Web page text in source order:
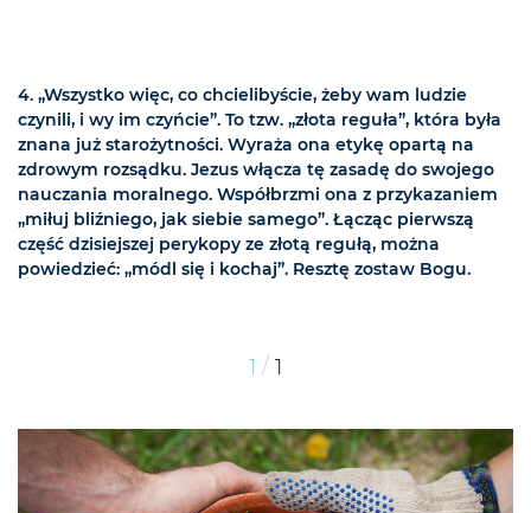
4. „Wszystko więc, co chcielibyście, żeby wam ludzie
czynili, i wy im czyńcie”. To tzw. „złota reguła”, która była
znana już starożytności. Wyraża ona etykę opartą na
zdrowym rozsądku. Jezus włącza tę zasadę do swojego
nauczania moralnego. Współbrzmi ona z przykazaniem
„miłuj bliźniego, jak siebie samego”. Łącząc pierwszą
część dzisiejszej perykopy ze złotą regułą, można
powiedzieć: „módl się i kochaj”. Resztę zostaw Bogu.
1 / 1